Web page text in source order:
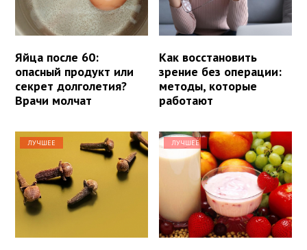
Яйца после 60:
опасный продукт или
секрет долголетия?
Врачи молчат
Как восстановить
зрение без операции:
методы, которые
работают
ЛУЧШЕЕ ЛУЧШЕЕ